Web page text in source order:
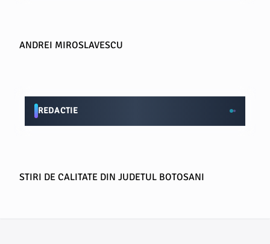
ANDREI MIROSLAVESCU
REDACTIE
STIRI DE CALITATE DIN JUDETUL BOTOSANI